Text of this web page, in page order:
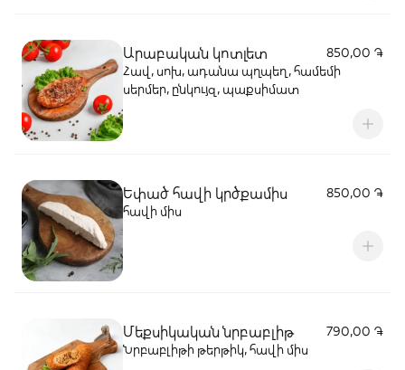
Արաբական կոտլետ
850,00 ֏
Հավ, սոխ, ադանա պղպեղ, համեմի
սերմեր, ընկույզ, պաքսիմատ
Եփած հավի կրծքամիս
850,00 ֏
հավի միս
Մեքսիկական նրբաբլիթ
790,00 ֏
Նրբաբլիթի թերթիկ, հավի միս